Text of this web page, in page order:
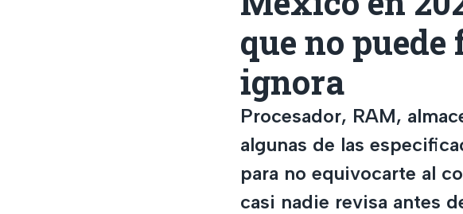
que no
ignora
Procesador, RAM,
algunas de las
para no equivocarte al
casi nadie revisa antes